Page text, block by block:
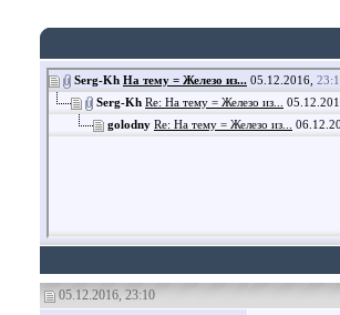
Serg-Kh На тему = Железо из... 05.12.2016,
Serg-Kh Re: На тему = Железо из...
golodny Re: На тему = Железо из...
05.12.2016, 23:10